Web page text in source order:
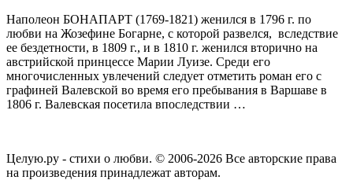
Наполеон БОНАПАРТ (1769-1821) же­нился в 1796 г. по
любви на Жозефине Богарне, с которой развелся, вследствие
ее бездетности, в 1809 г., и в 1810 г. женил­ся вторично на
австрийской принцессе Марии­ Луизе. Среди его
многочисленных увлечений следует отметить роман его с
графиней Валевской во время его пребывания в Вар­шаве в
1806 г. Валевская посетила впослед­ствии …
Целую.ру - стихи о любви. © 2006-2026 Все авторские права
на произведения принадлежат авторам.